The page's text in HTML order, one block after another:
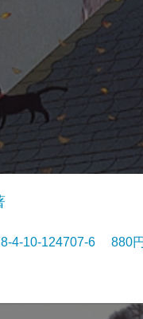
4-10-124707-6 880